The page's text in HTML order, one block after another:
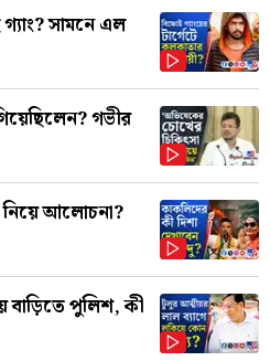
সামনে এল
গভীর
নিয়ে আলোচনা?
পুলিশ, কী